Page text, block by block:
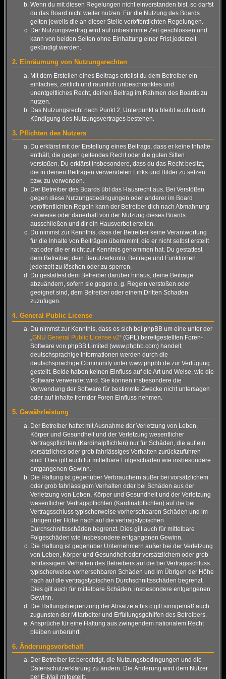
Wenn du mit diesen Regelungen nicht einverstanden bist, so darfst
du das Board nicht weiter nutzen. Für die Nutzung des Boards
gelten jeweils die an dieser Stelle veröffentlichten Regelungen.
Der Nutzungsvertrag wird auf unbestimmte Zeit geschlossen und
kann von beiden Seiten ohne Einhaltung einer Frist jederzeit
gekündigt werden.
2. Einräumung von Nutzungsrechten
Mit dem Erstellen eines Beitrags erteilst du dem Betreiber ein
einfaches, zeitlich und räumlich unbeschränktes und
unentgeltliches Recht, deinen Beitrag im Rahmen des Boards zu
nutzen.
Das Nutzungsrecht nach Punkt 2, Unterpunkt a bleibt auch nach
Kündigung des Nutzungsvertrages bestehen.
3. Pflichten des Nutzers
Du erklärst mit der Erstellung eines Beitrags, dass er keine Inhalte
enthält, die gegen geltendes Recht oder die guten Sitten
verstoßen. Du erklärst insbesondere, dass du das Recht besitzt,
die in deinen Beiträgen verwendeten Links und Bilder zu setzen
bzw. zu verwenden.
Der Betreiber des Boards übt das Hausrecht aus. Bei Verstößen
gegen diese Nutzungsbedingungen oder anderer im Board
veröffentlichten Regeln kann der Betreiber dich nach Abmahnung
zeitweise oder dauerhaft von der Nutzung dieses Boards
ausschließen und dir ein Hausverbot erteilen.
Du nimmst zur Kenntnis, dass der Betreiber keine Verantwortung
für die Inhalte von Beiträgen übernimmt, die er nicht selbst erstellt
hat oder die er nicht zur Kenntnis genommen hat. Du gestattest
dem Betreiber, dein Benutzerkonto, Beiträge und Funktionen
jederzeit zu löschen oder zu sperren.
Du gestattest dem Betreiber darüber hinaus, deine Beiträge
abzuändern, sofern sie gegen o. g. Regeln verstoßen oder
geeignet sind, dem Betreiber oder einem Dritten Schaden
zuzufügen.
4. General Public License
Du nimmst zur Kenntnis, dass es sich bei phpBB um eine unter der
„GNU General Public License v2“ (GPL) bereitgestellten Foren-
Software von phpBB Limited (www.phpbb.com) handelt;
deutschsprachige Informationen werden durch die
deutschsprachige Community unter www.phpbb.de zur Verfügung
gestellt. Beide haben keinen Einfluss auf die Art und Weise, wie die
Software verwendet wird. Sie können insbesondere die
Verwendung der Software für bestimmte Zwecke nicht untersagen
oder auf Inhalte fremder Foren Einfluss nehmen.
5. Gewährleistung
Der Betreiber haftet mit Ausnahme der Verletzung von Leben,
Körper und Gesundheit und der Verletzung wesentlicher
Vertragspflichten (Kardinalpflichten) nur für Schäden, die auf ein
vorsätzliches oder grob fahrlässiges Verhalten zurückzuführen
sind. Dies gilt auch für mittelbare Folgeschäden wie insbesondere
entgangenen Gewinn.
Die Haftung ist gegenüber Verbrauchern außer bei vorsätzlichem
oder grob fahrlässigem Verhalten oder bei Schäden aus der
Verletzung von Leben, Körper und Gesundheit und der Verletzung
wesentlicher Vertragspflichten (Kardinalpflichten) auf die bei
Vertragsschluss typischerweise vorhersehbaren Schäden und im
übrigen der Höhe nach auf die vertragstypischen
Durchschnittsschäden begrenzt. Dies gilt auch für mittelbare
Folgeschäden wie insbesondere entgangenen Gewinn.
Die Haftung ist gegenüber Unternehmern außer bei der Verletzung
von Leben, Körper und Gesundheit oder vorsätzlichem oder grob
fahrlässigem Verhalten des Betreibers auf die bei Vertragsschluss
typischerweise vorhersehbaren Schäden und im Übrigen der Höhe
nach auf die vertragstypischen Durchschnittsschäden begrenzt.
Dies gilt auch für mittelbare Schäden, insbesondere entgangenen
Gewinn.
Die Haftungsbegrenzung der Absätze a bis c gilt sinngemäß auch
zugunsten der Mitarbeiter und Erfüllungsgehilfen des Betreibers.
Ansprüche für eine Haftung aus zwingendem nationalem Recht
bleiben unberührt.
6. Änderungsvorbehalt
Der Betreiber ist berechtigt, die Nutzungsbedingungen und die
Datenschutzerklärung zu ändern. Die Änderung wird dem Nutzer
per E-Mail mitgeteilt.